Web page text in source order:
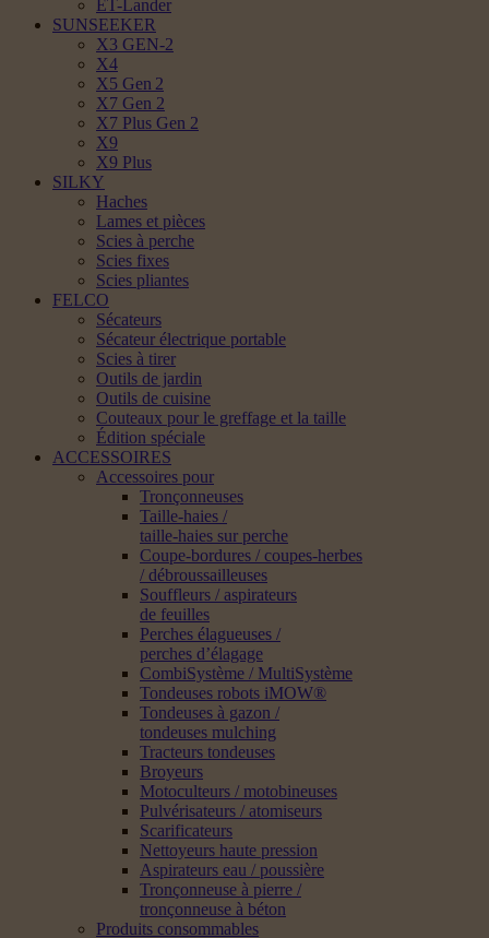
ET-Lander
SUNSEEKER
X3 GEN-2
X4
X5 Gen 2
X7 Gen 2
X7 Plus Gen 2
X9
X9 Plus
SILKY
Haches
Lames et pièces
Scies à perche
Scies fixes
Scies pliantes
FELCO
Sécateurs
Sécateur électrique portable
Scies à tirer
Outils de jardin
Outils de cuisine
Couteaux pour le greffage et la taille
Édition spéciale
ACCESSOIRES
Accessoires pour
Tronçonneuses
Taille-haies /
taille-haies sur perche
Coupe-bordures / coupes-herbes
/ débroussailleuses
Souffleurs / aspirateurs
de feuilles
Perches élagueuses /
perches d’élagage
CombiSystème / MultiSystème
Tondeuses robots iMOW®
Tondeuses à gazon /
tondeuses mulching
Tracteurs tondeuses
Broyeurs
Motoculteurs / motobineuses
Pulvérisateurs / atomiseurs
Scarificateurs
Nettoyeurs haute pression
Aspirateurs eau / poussière
Tronçonneuse à pierre /
tronçonneuse à béton
Produits consommables